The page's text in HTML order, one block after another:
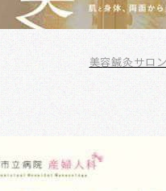
美容鍼灸サロ